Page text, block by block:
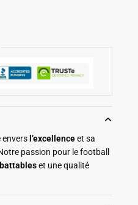
envers l’excellenceet sa
passion pour le football
et une qualité